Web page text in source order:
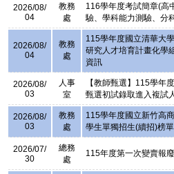
2026/08/
04
教務
處
116學年度考試簡章(高
驗、學科能力測驗、分
2026/08/
04
教務
處
115學年度國立清華大
研究人才培育計畫化學
資訊
2026/08/
03
人事
室
【教師甄選】115學年
甄選初試錄取進入複試
2026/08/
03
教務
處
115學年度國立新竹高
學生單獨招生(續招)榜單
2026/07/
30
總務
處
115年度第一次變賣報